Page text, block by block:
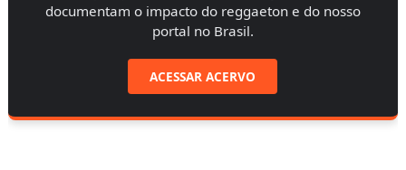
documentam o impacto do reggaeton e do nosso
portal no Brasil.
ACESSAR ACERVO